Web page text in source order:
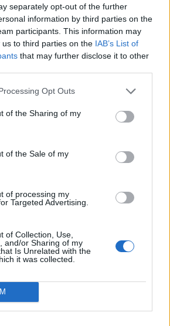
separately opt-out of the further
information by third parties on the
participants. This information may
to third parties on the IAB’s List of
that may further disclose it to other
Opt Outs
of the Sharing of my
of the Sale of my
of processing my
Targeted Advertising.
of Collection, Use,
and/or Sharing of my
Is Unrelated with the
it was collected.
{} [+]
i ugnen?
att låta kort men kan tänka mig ca 15